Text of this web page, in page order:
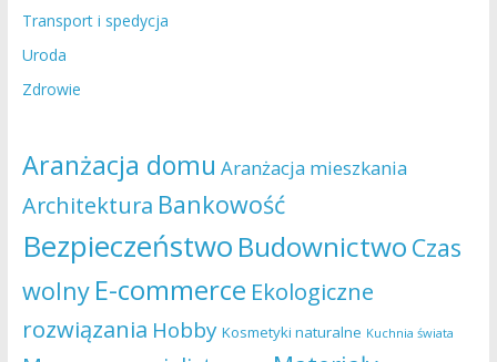
Transport i spedycja
Uroda
Zdrowie
Aranżacja domu Aranżacja mieszkania
Architektura Bankowość
Bezpieczeństwo Budownictwo Czas
wolny E-commerce Ekologiczne
rozwiązania Hobby Kosmetyki naturalne Kuchnia świata